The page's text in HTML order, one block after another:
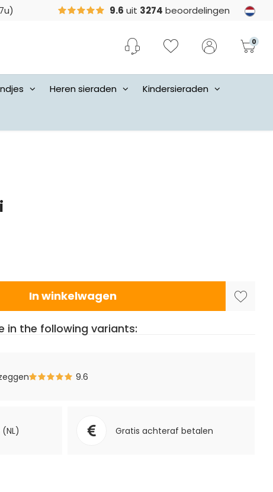
9.6 uit 3274 beoordelingen
0
Heren sieraden Kindersieraden
In winkelwagen
in the following variants:
9.6
Gratis achteraf betalen